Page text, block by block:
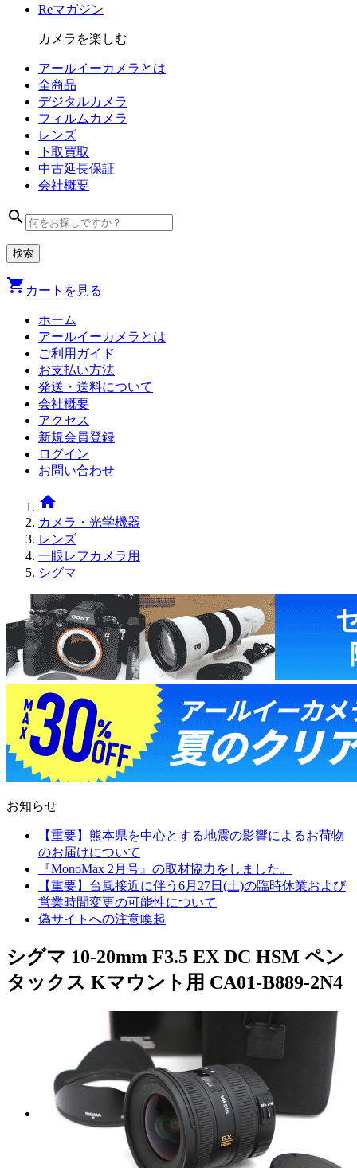
Reマガジン
カメラを楽しむ
アールイーカメラとは
全商品
デジタルカメラ
フィルム カメラ
レンズ
下取買取
中古延長保証
会社概要
search
shopping_cart カートを見る
ホーム
アールイーカメラとは
ご利用ガイド
お支払い方法
発送・送料について
会社概要
アクセス
新規会員登録
ログイン
お問い合わせ
home
カメラ・光学機器
レンズ
一眼レフカメラ用
シグマ
お知らせ
【重要】熊本県を中心とする地震の影響によるお荷物
のお届けについて
『MonoMax 2月号』の取材協力をしました。
【重要】台風接近に伴う6月27日(土)の臨時休業および
営業時間変更の可能性について
偽サイトへの注意喚起
シグマ 10-20mm F3.5 EX DC HSM ペン
タックス Kマウント用 CA01-B889-2N4